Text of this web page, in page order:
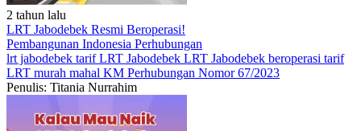
2 tahun lalu
LRT Jabodebek Resmi Beroperasi!
Pembangunan Indonesia Perhubungan
lrt jabodebek tarif LRT Jabodebek LRT Jabodebek beroperasi tarif
LRT murah mahal KM Perhubungan Nomor 67/2023
Penulis: Titania Nurrahim